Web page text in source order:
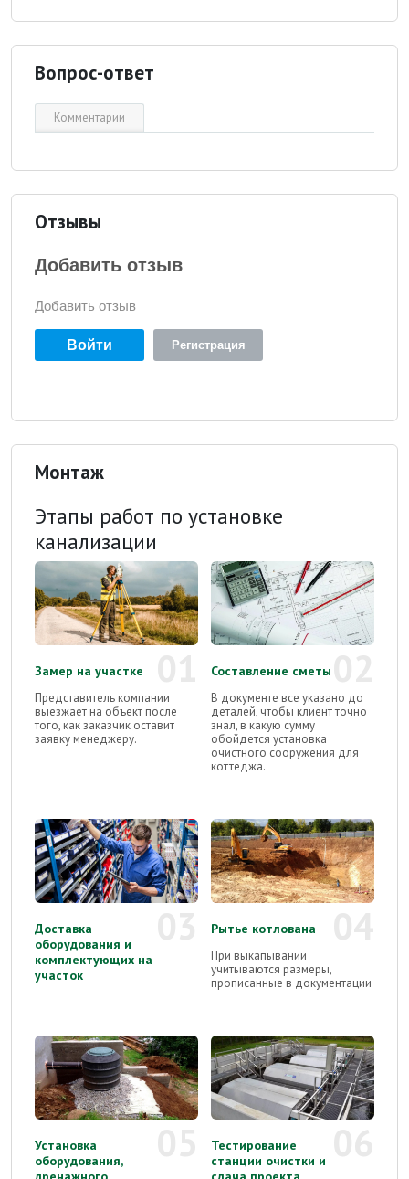
Вопрос-ответ
Комментарии
Отзывы
Добавить отзыв
Добавить отзыв
Войти Регистрация
Монтаж
Этапы работ по установке
канализации
Замер на участке
Представитель компании
выезжает на объект после
того, как заказчик оставит
заявку менеджеру.
Составление сметы
В документе все указано до
деталей, чтобы клиент точно
знал, в какую сумму
обойдется установка
очистного сооружения для
коттеджа.
Доставка
оборудования и
комплектующих на
участок
Рытье котлована
При выкапывании
учитываются размеры,
прописанные в документации
Установка
оборудования,
Тестирование
станции очистки и